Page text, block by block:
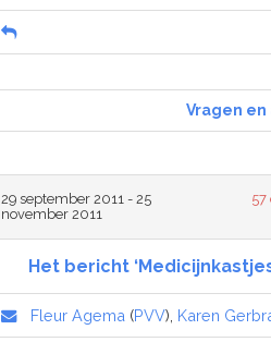
Vragen
29 september 2011 - 25
november 2011
57
Het bericht
Fleur Agema (PVV), Karen